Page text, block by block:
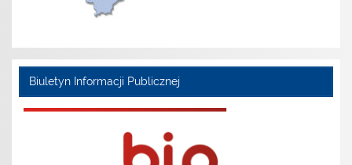
Biuletyn Informacji Publicznej